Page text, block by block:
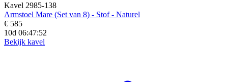
Kavel 2985-138
Armstoel Mare (Set van 8) - Stof - Naturel
€ 585
10d 06:47:50
Bekijk kavel